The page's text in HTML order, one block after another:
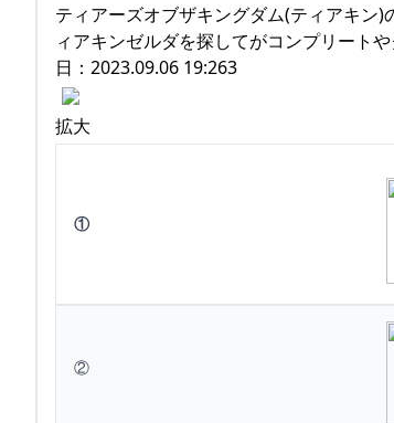
ティアーズオブザキングダム(ティアキン
ィアキンゼルダを探してがコンプリート
日：2023.09.06 19:263
拡大
①
②